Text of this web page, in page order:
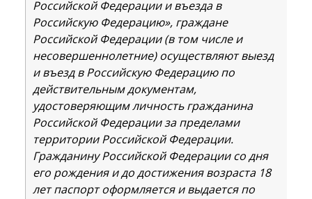
Российской Федерации и въезда в
Российскую Федерацию», граждане
Российской Федерации (в том числе и
несовершеннолетние) осуществляют выезд
и въезд в Российскую Федерацию по
действительным документам,
удостоверяющим личность гражданина
Российской Федерации за пределами
территории Российской Федерации.
Гражданину Российской Федерации со дня
его рождения и до достижения возраста 18
лет паспорт оформляется и выдается по